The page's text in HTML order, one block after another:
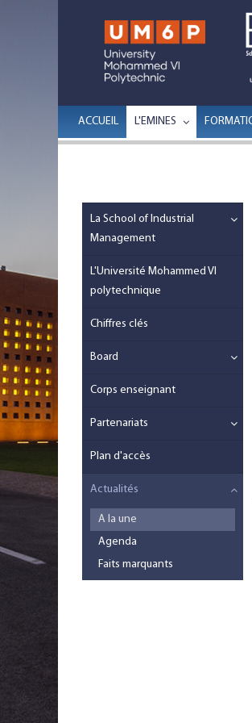
ACCUEIL L'EMINES
La School of Industrial
Management
L'Université Mohammed VI
polytechnique
Chiffres clés
Board
Corps enseignant
Partenariats
Plan d'accès
Actualités
A la une
Agenda
Faits marquants